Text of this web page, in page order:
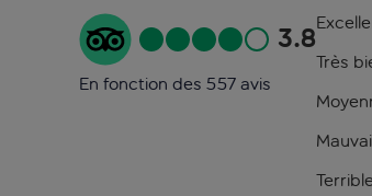
3.8
En fonction des 557 avis
Très
Terrible